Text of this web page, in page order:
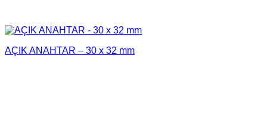
AÇIK ANAHTAR – 30 x 32 mm